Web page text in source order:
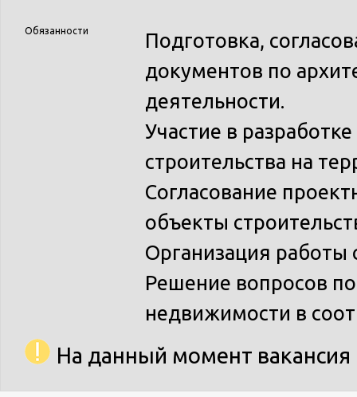
Обязанности
Подготовка,
документов по
деятельности.
Участие в
строительства на
Согласование
объекты
Организация работы
Решение вопросов
недвижимости в
На данный момент вакансия